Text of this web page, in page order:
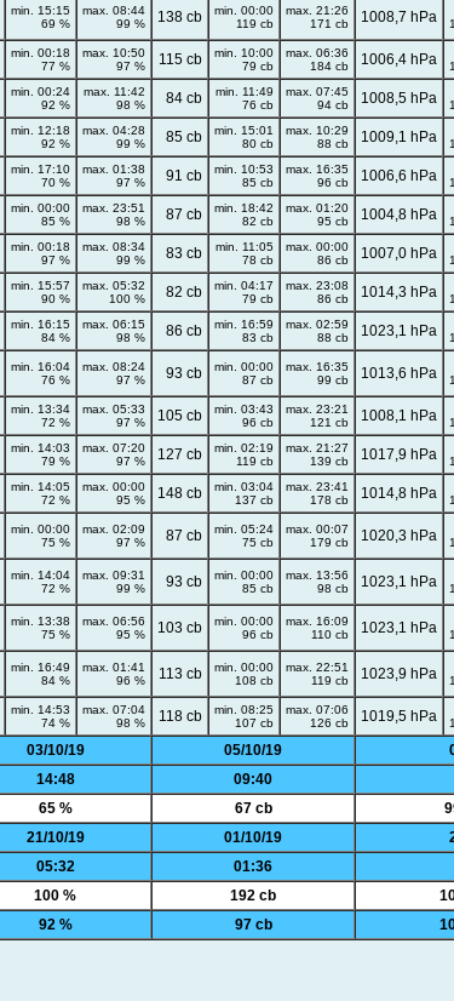
min. 15:15
69 %
max. 08:44
99 %
138 cb
min. 00:00
119 cb
max. 21:26
171 cb
1008,7 hPa
min. 00:18
77 %
max. 10:50
97 %
115 cb
min. 10:00
79 cb
max. 06:36
184 cb
1006,4 hPa
min. 00:24
92 %
max. 11:42
98 %
84 cb
min. 11:49
76 cb
max. 07:45
94 cb
1008,5 hPa
min. 12:18
92 %
max. 04:28
99 %
85 cb
min. 15:01
80 cb
max. 10:29
88 cb
1009,1 hPa
min. 17:10
70 %
max. 01:38
97 %
91 cb
min. 10:53
85 cb
max. 16:35
96 cb
1006,6 hPa
min. 00:00
85 %
max. 23:51
98 %
87 cb
min. 18:42
82 cb
max. 01:20
95 cb
1004,8 hPa
min. 00:18
97 %
max. 08:34
99 %
83 cb
min. 11:05
78 cb
max. 00:00
86 cb
1007,0 hPa
min. 15:57
90 %
max. 05:32
100 %
82 cb
min. 04:17
79 cb
max. 23:08
86 cb
1014,3 hPa
min. 16:15
84 %
max. 06:15
98 %
86 cb
min. 16:59
83 cb
max. 02:59
88 cb
1023,1 hPa
min. 16:04
76 %
max. 08:24
97 %
93 cb
min. 00:00
87 cb
max. 16:35
99 cb
1013,6 hPa
min. 13:34
72 %
max. 05:33
97 %
105 cb
min. 03:43
96 cb
max. 23:21
121 cb
1008,1 hPa
min. 14:03
79 %
max. 07:20
97 %
127 cb
min. 02:19
119 cb
max. 21:27
139 cb
1017,9 hPa
min. 14:05
72 %
max. 00:00
95 %
148 cb
min. 03:04
137 cb
max. 23:41
178 cb
1014,8 hPa
min. 00:00
75 %
max. 02:09
97 %
87 cb
min. 05:24
75 cb
max. 00:07
179 cb
1020,3 hPa
min. 14:04
72 %
max. 09:31
99 %
93 cb
min. 00:00
85 cb
max. 13:56
98 cb
1023,1 hPa
min. 13:38
75 %
max. 06:56
95 %
103 cb
min. 00:00
96 cb
max. 16:09
110 cb
1023,1 hPa
min. 16:49
84 %
max. 01:41
96 %
113 cb
min. 00:00
108 cb
max. 22:51
119 cb
1023,9 hPa
min. 14:53
74 %
max. 07:04
98 %
118 cb
min. 08:25
107 cb
max. 07:06
126 cb
1019,5 hPa
03/10/19 05/10/19
14:48
09:40
65 % 67 cb
21/10/19 01/10/19
05:32
01:36
100 % 192 cb
92 % 97 cb